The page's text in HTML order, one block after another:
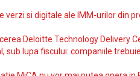
verzi si digitale ale IMM-urilor din
Deloitte Technology Delivery
sub lupa fiscului: companiile